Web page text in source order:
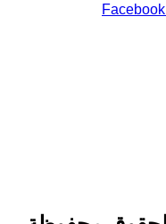
Facebook